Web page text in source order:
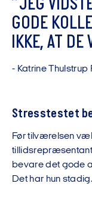
”JEG VIDST
GODE KOLLE
IKKE, AT DE
- Katrine Thu strup
Stresstestet
Før tilværelsen
bevare det gode
Det har hun stadig.